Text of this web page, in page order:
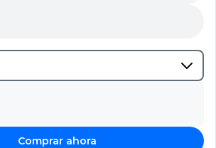
Comprar ahora